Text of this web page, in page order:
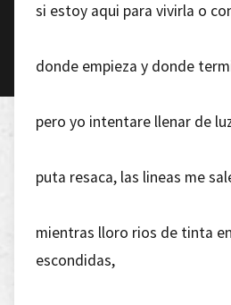
si estoy aqui para vivirla o
donde empieza y donde
pero yo intentare llenar de
puta resaca, las lineas me
mientras lloro rios de tinta
escondidas,